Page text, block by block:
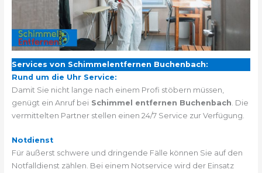
Services von Schimmelentfernen Buchenbach:
Rund um die Uhr Service:
Damit Sie nicht lange nach einem Profi stöbern müssen,
genügt ein Anruf bei Schimmel entfernen Buchenbach . Die
vermittelten Partner stellen einen 24/7 Service zur Verfügung.
Notdienst
Für äußerst schwere und dringende Fälle können Sie auf den
Notfalldienst zählen. Bei einem Notservice wird der Einsatz